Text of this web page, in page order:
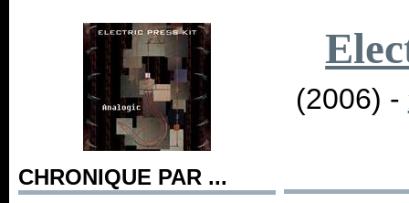
CHRONIQUE PAR ...
(2006) -